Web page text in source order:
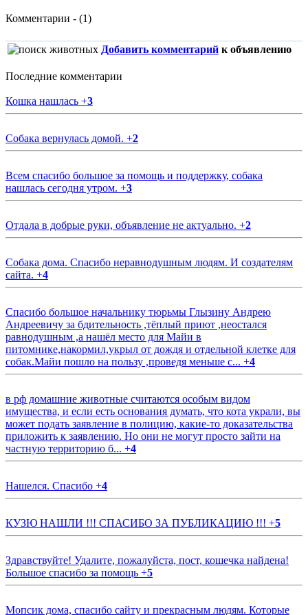
Комментарии - (1)
Добавить комментарий к объявлению
Последние комментарии
Кошка нашлась +3
Собака вернулась домой. +2
Всем спасибо большое за помощь и поддержку, собака
нашлась сегодня утром. +3
Отдала в добрые руки, объявление не актуально. +2
Собака дома. Спасибо неравнодушным людям. И создателям
сайта. +4
Спасибо большое начальнику тюрьмы Глызину Андрею
Андреевичу за бдительность ,тёплый приют ,неостался
равнодушным ,а нашёл место для Майи в
питомнике,накормил,укрыл от дождя и отдельной клетке для
собак.Майи пошло на пользу ,проведя меньше с... +4
в рф домашние животные считаются особым видом
имущества, и если есть основания думать, что кота украли, вы
может подать заявление в полицию, какие-то доказательства
приложить к заявлению. Но они не могут просто зайти на
частную территорию б... +4
Нашелся. Спасибо +4
КУЗЮ НАШЛИ !!! СПАСИБО ЗА ПУБЛИКАЦИЮ !!! +5
Здравствуйте! Удалите, пожалуйста, пост, кошечка найдена!
Большое спасибо за помощь +5
Мопсик дома, спасибо сайту и прекрасным людям. Которые